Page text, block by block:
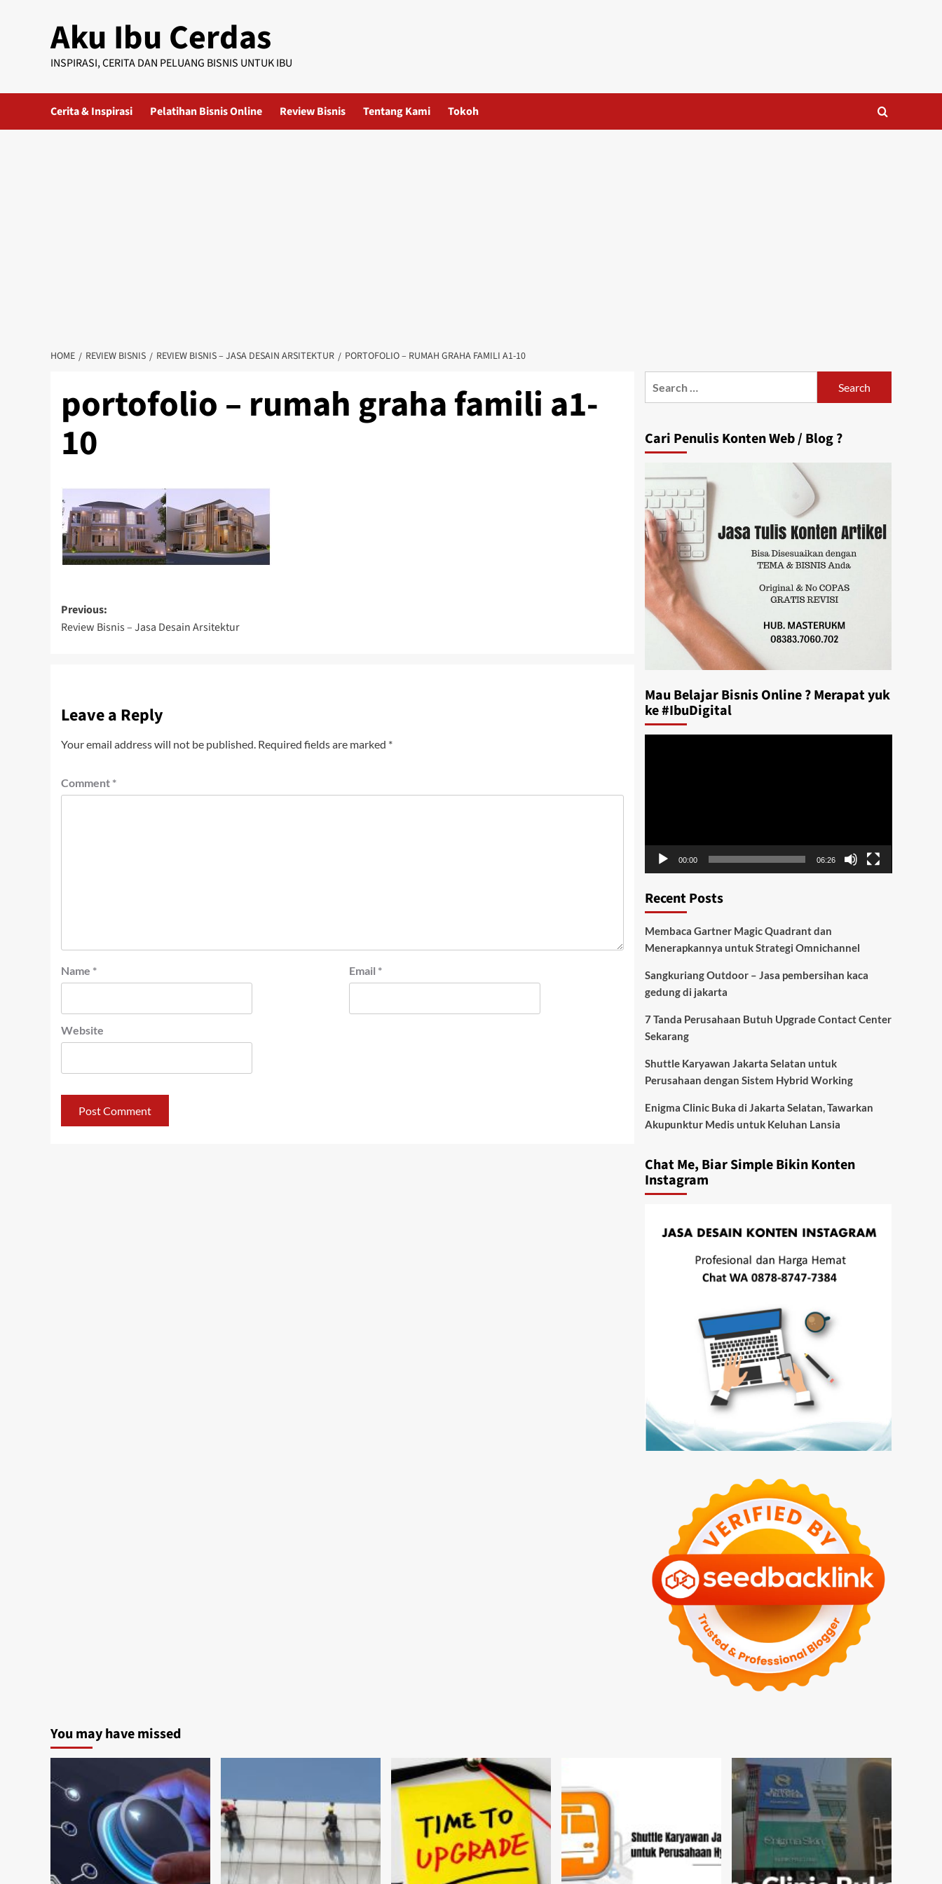
Aku Ibu Cerdas
INSPIRASI, CERITA DAN PELUANG BISNIS UNTUK IBU
Cerita & Inspirasi Pelatihan Bisnis Online Review Bisnis Tentang Kami Tokoh
HOME REVIEW BISNIS REVIEW BISNIS – JASA DESAIN ARSITEKTUR PORTOFOLIO – RUMAH GRAHA FAMILI A1-10
portofolio – rumah graha famili a1-
10
Post
navigation
Previous:
Review Bisnis – Jasa Desain Arsitektur
Leave a Reply
Your email address will not be published. Required fields are marked *
Comment *
Name * Email *
Website
Cari Penulis Konten Web / Blog ?
Mau Belajar Bisnis Online ? Merapat yuk
ke #IbuDigital
00:00 06:26
Recent Posts
Membaca Gartner Magic Quadrant dan
Menerapkannya untuk Strategi Omnichannel
Sangkuriang Outdoor – Jasa pembersihan kaca
gedung di jakarta
7 Tanda Perusahaan Butuh Upgrade Contact Center
Sekarang
Shuttle Karyawan Jakarta Selatan untuk
Perusahaan dengan Sistem Hybrid Working
Enigma Clinic Buka di Jakarta Selatan, Tawarkan
Akupunktur Medis untuk Keluhan Lansia
Chat Me, Biar Simple Bikin Konten
Instagram
You may have missed